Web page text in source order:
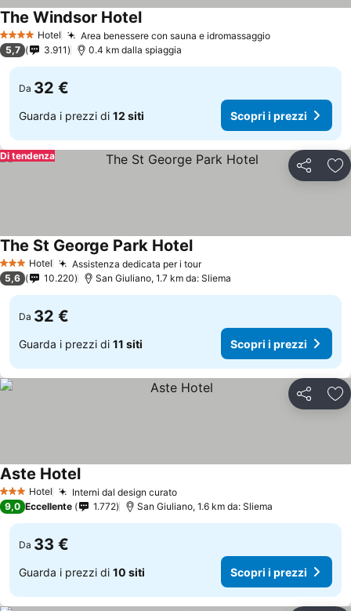
4 Stelle Hotel Area benessere con sauna e idromassaggio
The Windsor Hotel
5,7 3.911 0.4 km dalla spiaggia
Da 32 €
Guarda i prezzi di 12 siti Scopri i prezzi
Condividi
Di tendenza
3 StelleHotel Assistenza dedicata per i tour
The St George Park Hotel
5,6 10.220 San Giuliano, 1.7 km da: Sliema
Da 32 €
Guarda i prezzi di 11 siti Scopri i prezzi
Condividi
3 StelleHotel Interni dal design curato
Aste Hotel
9,0 Eccellente 1.772 San Giuliano, 1.6 km da: Sliema
Da 33 €
Guarda i prezzi di 10 siti Scopri i prezzi